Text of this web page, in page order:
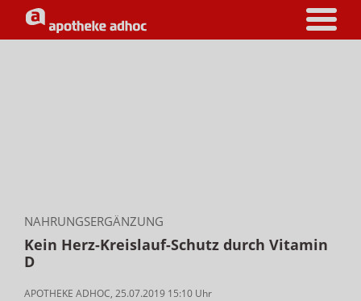
NAHRUNGSERGÄNZUNG
Kein Herz-Kreislauf-Schutz durch Vitamin
D
APOTHEKE ADHOC, 25.07.2019 15:10 Uhr